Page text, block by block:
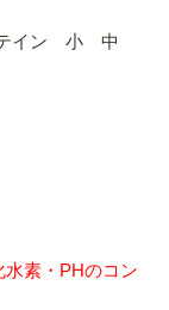
イン 小 中
素・PHのコン